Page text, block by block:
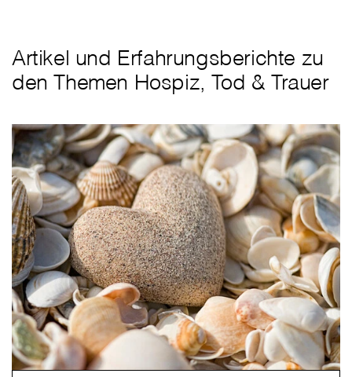
Artikel und Erfahrungsberichte zu
den Themen Hospiz, Tod & Trauer